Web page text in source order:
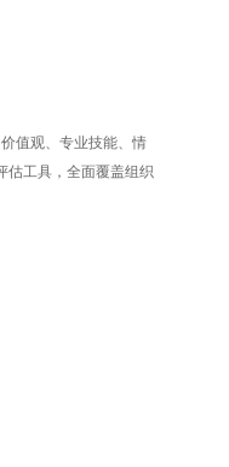
值观、专业技能、情
估工具，全面覆盖组织